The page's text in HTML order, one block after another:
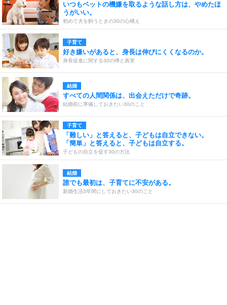
いつもペットの機嫌を取るような話し方は、やめたほ
うがいい。
初めて犬を飼うときの30の心構え
子育て
好き嫌いがあると、身長は伸びにくくなるのか。
身長促進に関する30の噂と真実
結婚
すべての人間関係は、出会えただけで奇跡。
結婚前に準備しておきたい30のこと
子育て
「難しい」と答えると、子どもは自立できない。
「簡単」と答えると、子どもは自立する。
子どもの自立を促す30の方法
結婚
誰でも最初は、子育てに不安がある。
新婚生活3年間にしておきたい30のこと